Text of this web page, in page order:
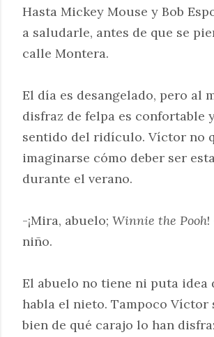
Hasta Mickey Mouse y Bob
a saludarle, antes de que se
calle Montera.
El día es desangelado, pero al
disfraz de felpa es confortable
sentido del ridículo. Víctor no
imaginarse cómo deber ser
durante el verano.
-¡Mira, abuelo; Winnie the Pooh
niño.
El abuelo no tiene ni puta idea
habla el nieto. Tampoco Víctor
bien de qué carajo lo han